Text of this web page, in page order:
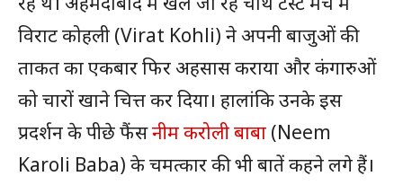
विराट कोहली (Virat Kohli) ने अपनी बाजुओं की
ताकत का एकबार फिर अहसास कराया और कंगारुओं
को चारों खाने चित्त कर दिया। हालांकि उनके इस
प्रदर्शन के पीछे फैंसनीम करोली बाबा (Neem
Karoli Baba) के चमत्कार की भी बातें कहने लगे हैं।